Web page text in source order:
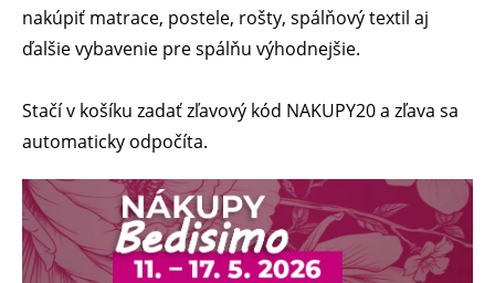
nakúpiť matrace, postele, rošty, spálňový textil aj
ďalšie vybavenie pre spálňu výhodnejšie.
Stačí v košíku zadať zľavový kód NAKUPY20 a zľava sa
automaticky odpočíta.